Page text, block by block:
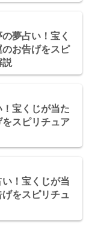
夢占い！宝く
お告げをスピ
説
！宝くじが当た
スピリチュア
い！宝くじが当
をスピリチュ